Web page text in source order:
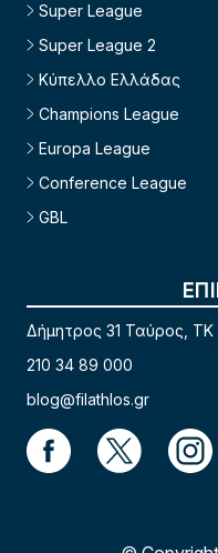
Super League
Super League 2
Κύπελλο Ελλάδας
Champions League
Europa League
Conference League
GBL
Δήμητρος 31 Ταύρος, TK
210 34 89 000
blog@filathlos.gr